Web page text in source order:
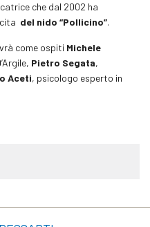
che dal 2002 ha
del nido “Pollicino”.
come ospiti Michele
Pietro Segata,
Aceti, psicologo esperto in